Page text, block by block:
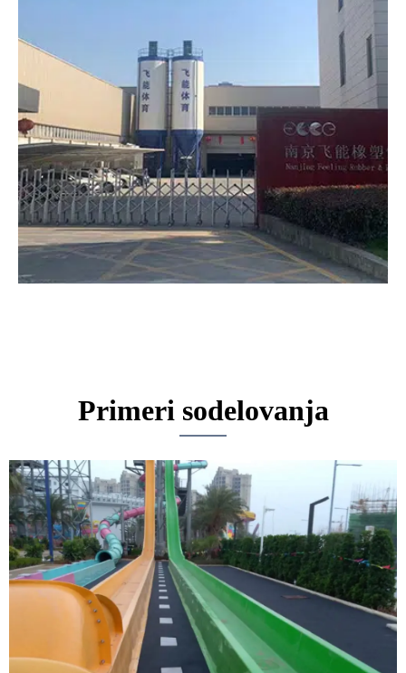
Primeri sodelovanja
StranStranStranStran